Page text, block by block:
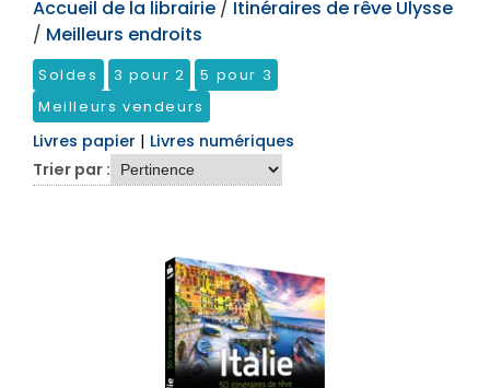
Accueil de la librairie / Itinéraires de rêve Ulysse
/ Meilleurs endroits
Soldes 3 pour 2
5 pour 3
Meilleurs vendeurs
Livres papier | Livres numériques
Trier par :